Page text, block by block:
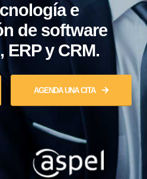
e
de software
y CRM.
AGENDA UNA CITA